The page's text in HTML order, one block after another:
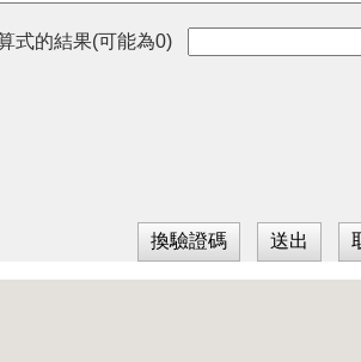
式的結果(可能為0)